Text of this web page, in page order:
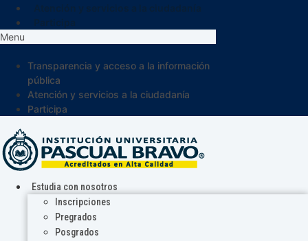
Menu
Transparencia y acceso a la información
pública
Atención y servicios a la ciudadanía
Participa
Estudia con nosotros
Inscripciones
Pregrados
Posgrados